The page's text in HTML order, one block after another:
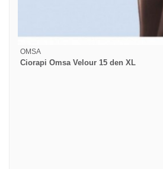
OMSA
Ciorapi Omsa Velour 15 den XL